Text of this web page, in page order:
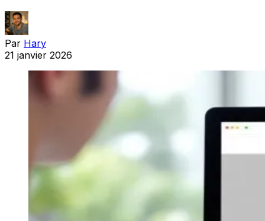
Par Hary
21 janvier 2026